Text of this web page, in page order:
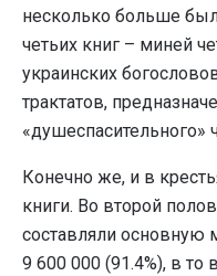
несколько больше
четьих книг – миней
украинских
трактатов,
«душеспасительного»
Конечно же, и в
книги. Во второй
составляли основную
9 600 000 (91.4%), в